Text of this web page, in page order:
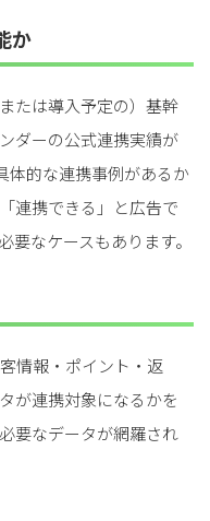
か
たは導入予定の）基幹
ダーの公式連携実績が
体的な連携事例があるか
連携できる」と広告で
要なケースもあります。
情報・ポイント・返
が連携対象になるかを
要なデータが網羅され